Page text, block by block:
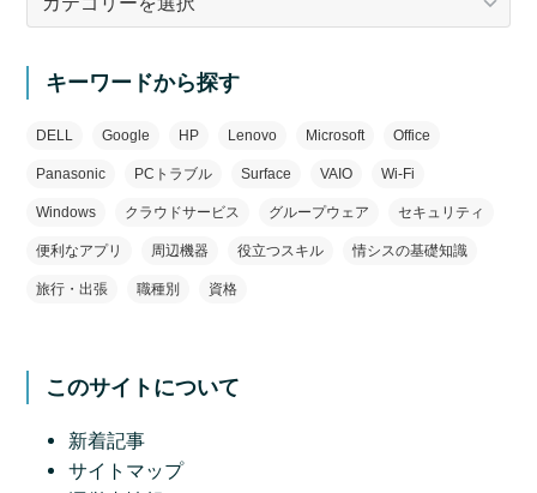
キーワードから探す
DELL Google HP Lenovo Microsoft Office
Panasonic PCトラブル Surface VAIO Wi-Fi
Windows クラウドサービス グループウェア セキュリティ
便利なアプリ 周辺機器 役立つスキル 情シスの基礎知識
旅行・出張 職種別 資格
このサイトについて
新着記事
サイトマップ